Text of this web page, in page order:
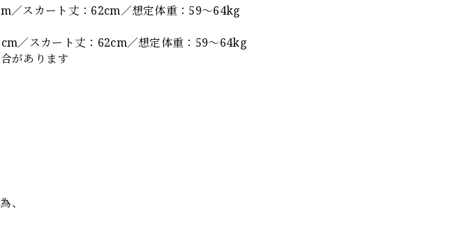
スカート丈：62cm／想定体重：59～64kg
／スカート丈：62cm／想定体重：59～64kg
があります
、